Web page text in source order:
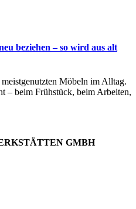
beziehen – so wird aus alt
Möbeln im Alltag.
– beim Frühstück, beim Arbeiten,
GMBH